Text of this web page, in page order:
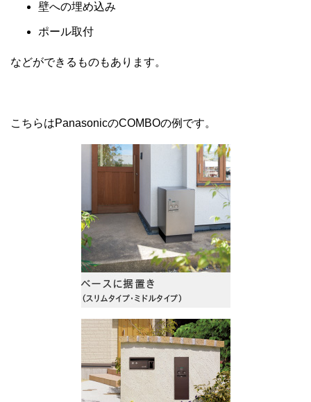
壁への埋め込み
ポール取付
などができるものもあります。
こちらはPanasonicのCOMBOの例です。